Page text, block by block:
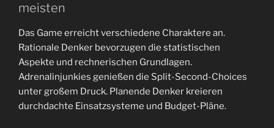
meisten
Das Game erreicht verschiedene Charaktere an.
Rationale Denker bevorzugen die statistischen
Aspekte und rechnerischen Grundlagen.
Adrenalinjunkies genießen die Split-Second-Choices
unter großem Druck. Planende Denker kreieren
durchdachte Einsatzsysteme und Budget-Pläne.